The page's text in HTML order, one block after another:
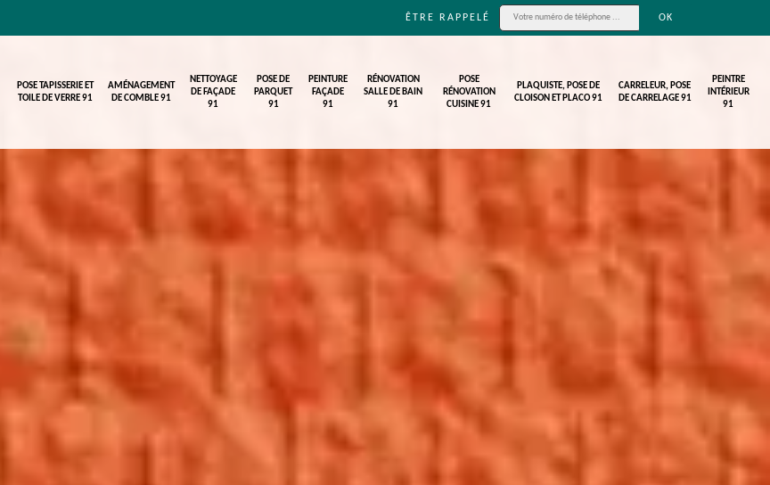
ÊTRE RAPPELÉ
POSE TAPISSERIE ET
TOILE DE VERRE 91
AMÉNAGEMENT
DE COMBLE 91
NETTOYAGE
DE FAÇADE
91
POSE DE
PARQUET
91
PEINTURE
FAÇADE
91
RÉNOVATION
SALLE DE BAIN
91
POSE
RÉNOVATION
CUISINE 91
PLAQUISTE, POSE DE
CLOISON ET PLACO 91
CARRELEUR, POSE
DE CARRELAGE 91
PEINTRE
INTÉRIEUR
91